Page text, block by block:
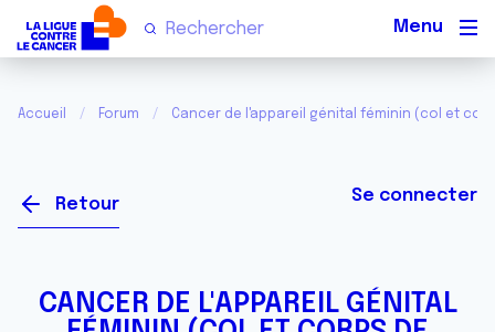
Accueil Forum Cancer de l'appareil génital féminin (col et
Retour Se connecter
CANCER DE L'APPAREIL GÉNITAL